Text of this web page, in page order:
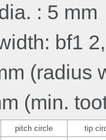
: 5 mm
bf1
(radius
(min.
pitch circle tip